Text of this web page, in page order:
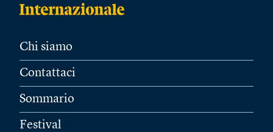
Chi siamo
Contattaci
Sommario
Festival